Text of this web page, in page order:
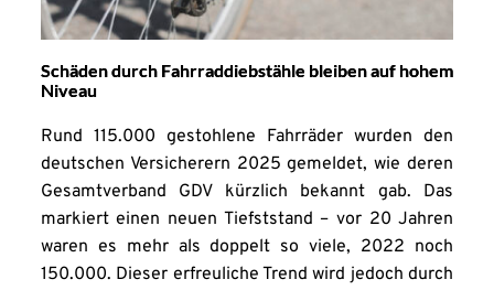
Schäden durch Fahrraddiebstähle bleiben auf hohem
Niveau
Rund 115.000 gestohlene Fahrräder wurden den
deutschen Versicherern 2025 gemeldet, wie deren
Gesamtverband GDV kürzlich bekannt gab. Das
markiert einen neuen Tiefststand – vor 20 Jahren
waren es mehr als doppelt so viele, 2022 noch
150.000. Dieser erfreuliche Trend wird jedoch durch